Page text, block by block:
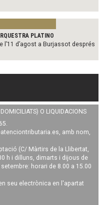
PLATINO
l’11 d’agost a Burjassot després
O LIQUIDACIONS
, amb nom,
(C/ Màrtirs de la Llibertat,
h i dilluns, dimarts i dijous de
horari de 8.00 a 15.00
seu electrònica en l'apartat